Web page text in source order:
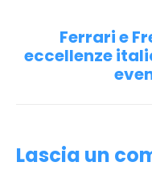
Ferrari e
eccellenze
Lascia un